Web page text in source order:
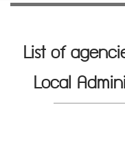
List of
Local